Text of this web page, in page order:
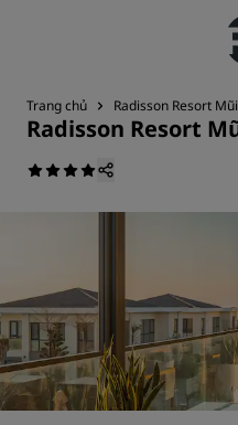
Trang chủ Radisson Resort
Radisson Resort